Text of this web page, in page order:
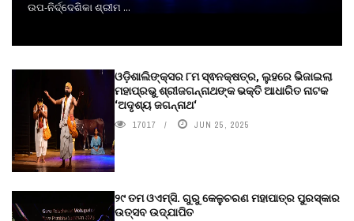
ଉପ-ନିର୍ଦ୍ଦେଶିକା ଶ୍ରୀମ ...
ଓଡ଼ିଶାଲିଙ୍କ୍ସର ୮ମ ସ୍ଵନକ୍ଷତ୍ର, ଲୁହରେ ଭିଜାଇଲା
ମହାପ୍ରଭୁ ଶ୍ରୀଜଗନ୍ନାଥଙ୍କ ଭକ୍ତି ଆଧାରିତ ନାଟକ
‘ଅଦୃଶ୍ୟ ଜଗନ୍ନାଥ‘
17017 JUN 25, 2025
୨୯ ତମ ଓଏମ୍‌ସି. ଗୁରୁ କେଳୁଚରଣ ମହାପାତ୍ର ପୁରସ୍କାର
ଉତ୍ସବ ଉଦ୍‍ଯାପିତ